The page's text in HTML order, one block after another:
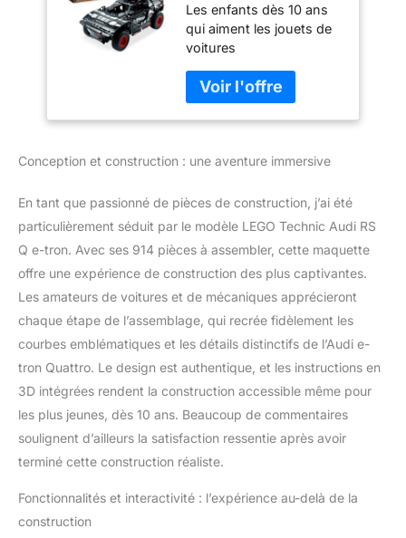
Télécommandée -
Maquette à
Construire Off-
Road Dakar -
Contrôlée par
Application RC avec
Control+ Idée
Garçons, Filles Dès
Les enfants dès 10 ans
qui aiment les jouets de
voitures
peuvent apprendre de
nouvelles compétences
et créer leurs courses
Technic Audi RS Q e-tron
de voiture de rallye
comprend de nombreux
suspension individuelle
sur les 4 roues et inclut
un nouvel élément de
roue LEGO Technic créé
spécialement pour le set
Les enfants adoreront
mettre leur voiture
télécommandée à
l'épreuve, en utilisant
pour conduire en avant
et en arrière et diriger la
tron a fait ses preuves
Conception et construction : une aventure immersive
En tant que passionné de pièces de construction, j’ai été
particulièrement séduit par le modèle LEGO Technic Audi RS
Q e-tron. Avec ses 914 pièces à assembler, cette maquette
offre une expérience de construction des plus captivantes.
Les amateurs de voitures et de mécaniques apprécieront
chaque étape de l’assemblage, qui recrée fidèlement les
courbes emblématiques et les détails distinctifs de l’Audi e-
tron Quattro. Le design est authentique, et les instructions en
3D intégrées rendent la construction accessible même pour
les plus jeunes, dès 10 ans. Beaucoup de commentaires
soulignent d’ailleurs la satisfaction ressentie après avoir
terminé cette construction réaliste.
Fonctionnalités et interactivité : l’expérience au-delà de la
construction